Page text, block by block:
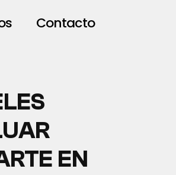
Contacto
EN